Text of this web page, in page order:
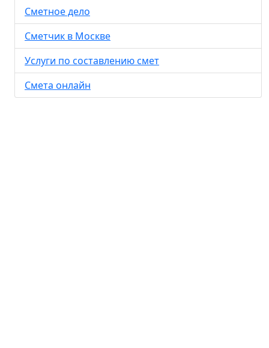
Сметное дело
Сметчик в Москве
Услуги по составлению смет
Смета онлайн